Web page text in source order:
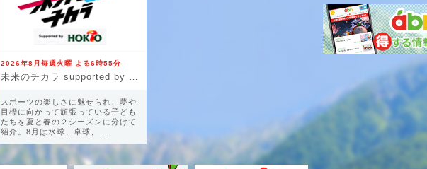
2026年8月毎週火曜 よる6時55分
未来のチカラ supported by HOKTO
スポーツの楽しさに魅せられ、夢や
目標に向かって頑張っている子ども
たちを夏と春の２シーズンに分けて
紹介。8月は水球、卓球、...